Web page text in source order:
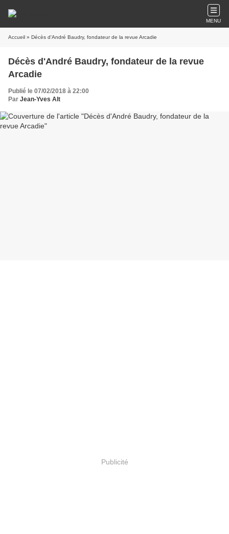
MENU
Accueil » Décès d'André Baudry, fondateur de la revue Arcadie
Décès d'André Baudry, fondateur de la revue
Arcadie
Publié le 07/02/2018 à 22:00
Par Jean-Yves Alt
Publicité